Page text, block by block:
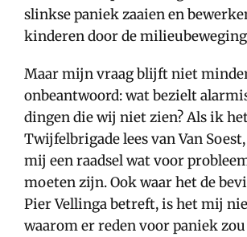
slinkse paniek zaaien en
kinderen door de
Maar mijn vraag blijft niet
onbeantwoord: wat bezielt
dingen die wij niet zien? Als ik
Twijfelbrigade lees van Van
mij een raadsel wat voor
moeten zijn. Ook waar het de
Pier Vellinga betreft, is het mij
waarom er reden voor paniek